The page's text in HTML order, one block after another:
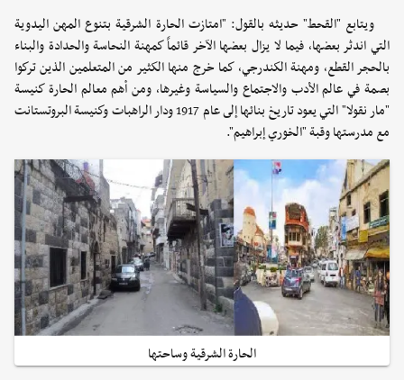
ويتابع "القحط" حديثه بالقول: "امتازت الحارة الشرقية بتنوع المهن اليدوية
التي اندثر بعضها، فيما لا يزال بعضها الآخر قائماً كمهنة النحاسة والحدادة والبناء
بالحجر القطع، ومهنة الكندرجي، كما خرج منها الكثير من المتعلمين الذين تركوا
بصمة في عالم الأدب والاجتماع والسياسة وغيرها، ومن أهم معالم الحارة كنيسة
"مار نقولا" التي يعود تاريخ بنائها إلى عام 1917 ودار الراهبات وكنيسة البروتستانت
مع مدرستها وقبة "الخوري إبراهيم".
الحارة الشرقية وساحتها